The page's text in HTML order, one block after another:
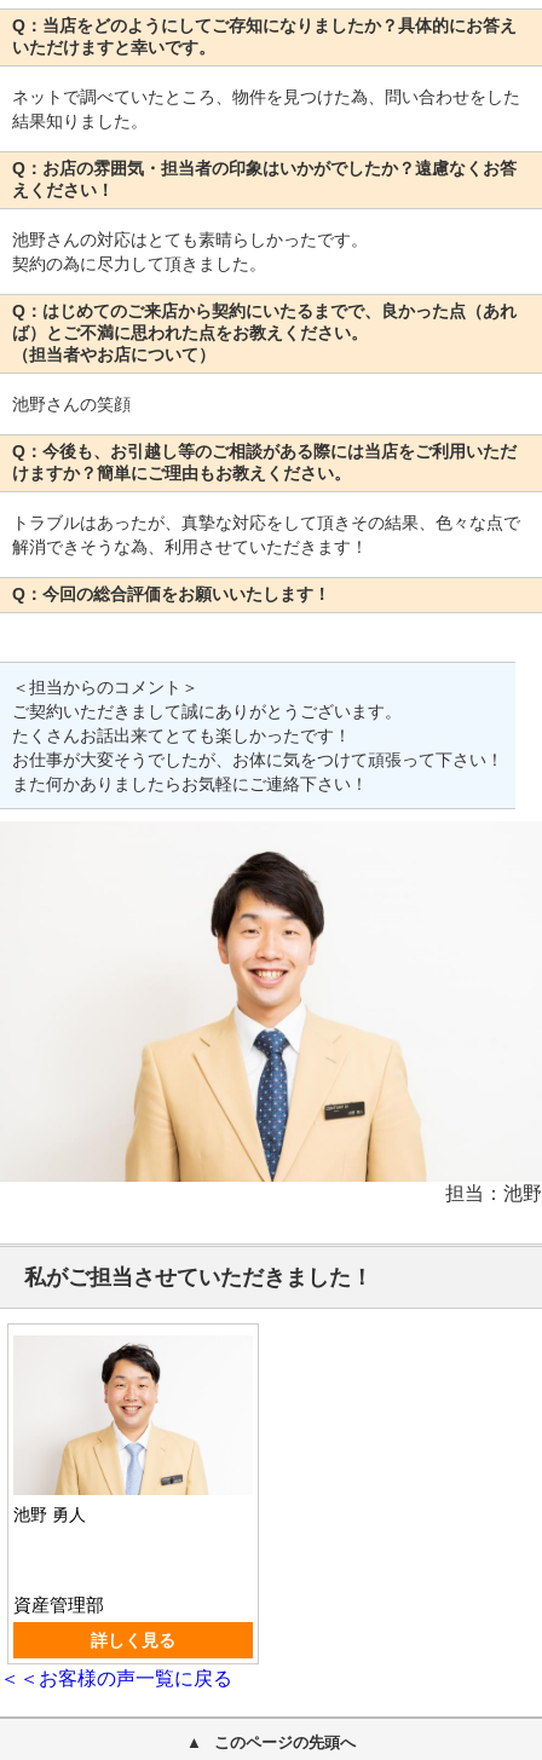
Q：当店をどのようにしてご存知になりましたか？具体的にお答え
いただけますと幸いです。
ネットで調べていたところ、物件を見つけた為、問い合わせをした
結果知りました。
Q：お店の雰囲気・担当者の印象はいかがでしたか？遠慮なくお答
えください！
池野さんの対応はとても素晴らしかったです。
契約の為に尽力して頂きました。
Q：はじめてのご来店から契約にいたるまでで、良かった点（あれ
ば）とご不満に思われた点をお教えください。
（担当者やお店について）
池野さんの笑顔
Q：今後も、お引越し等のご相談がある際には当店をご利用いただ
けますか？簡単にご理由もお教えください。
トラブルはあったが、真摯な対応をして頂きその結果、色々な点で
解消できそうな為、利用させていただきます！
Q：今回の総合評価をお願いいたします！
＜担当からのコメント＞
ご契約いただきまして誠にありがとうございます。
たくさんお話出来てとても楽しかったです！
お仕事が大変そうでしたが、お体に気をつけて頑張って下さい！
また何かありましたらお気軽にご連絡下さい！
担当：池野
私がご担当させていただきました！
池野 勇人
資産管理部
詳しく見る
＜＜お客様の声一覧に戻る
このページの先頭へ